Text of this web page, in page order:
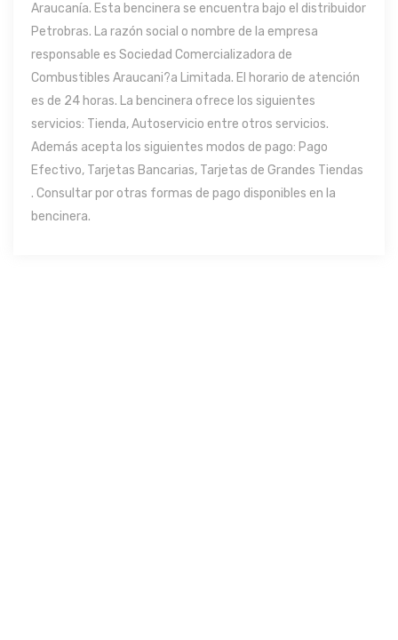
Araucanía. Esta bencinera se encuentra bajo el distribuidor
Petrobras. La razón social o nombre de la empresa
responsable es Sociedad Comercializadora de
Combustibles Araucani?a Limitada. El horario de atención
es de 24 horas. La bencinera ofrece los siguientes
servicios: Tienda, Autoservicio entre otros servicios.
Además acepta los siguientes modos de pago: Pago
Efectivo, Tarjetas Bancarias, Tarjetas de Grandes Tiendas
. Consultar por otras formas de pago disponibles en la
bencinera.